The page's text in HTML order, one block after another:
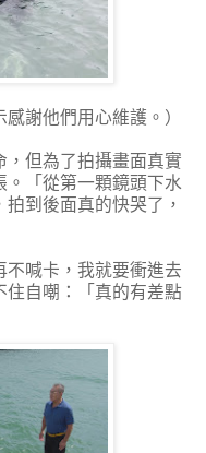
謝他們用心維護。）
但為了拍攝畫面真實
。「從第一顆鏡頭下水
到後面真的快哭了，
喊卡，我就要衝進去
住自嘲：「真的有差點